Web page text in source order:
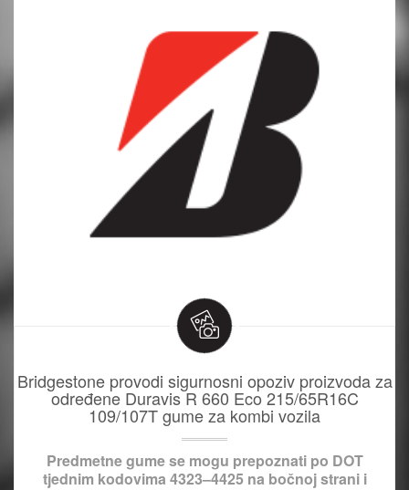
Bridgestone provodi sigurnosni opoziv proizvoda za
određene Duravis R 660 Eco 215/65R16C
109/107T gume za kombi vozila
Predmetne gume se mogu prepoznati po DOT
tjednim kodovima 4323–4425 na bočnoj strani i